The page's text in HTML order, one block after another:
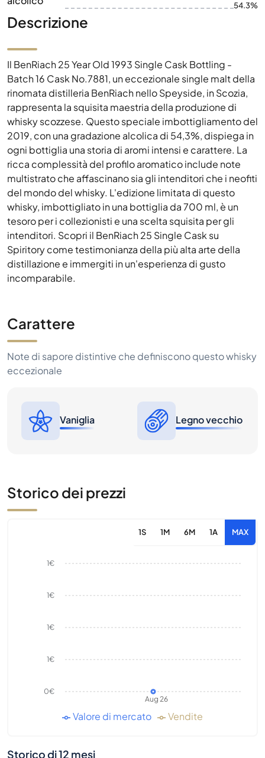
54.3%
Descrizione
Il BenRiach 25 Year Old 1993 Single Cask Bottling -
Batch 16 Cask No.7881, un eccezionale single malt della
rinomata distilleria BenRiach nello Speyside, in Scozia,
rappresenta la squisita maestria della produzione di
whisky scozzese. Questo speciale imbottigliamento del
2019, con una gradazione alcolica di 54,3%, dispiega in
ogni bottiglia una storia di aromi intensi e carattere. La
ricca complessità del profilo aromatico include note
multistrato che affascinano sia gli intenditori che i neofiti
del mondo del whisky. L'edizione limitata di questo
whisky, imbottigliato in una bottiglia da 700 ml, è un
tesoro per i collezionisti e una scelta squisita per gli
intenditori. Scopri il BenRiach 25 Single Cask su
Spiritory come testimonianza della più alta arte della
distillazione e immergiti in un'esperienza di gusto
incomparabile.
Carattere
Note di sapore distintive che definiscono questo whisky
eccezionale
Vaniglia Legno vecchio
Storico dei prezzi
1S 1M 6M 1A MAX
Aug 26
0€
1€
1€
1€
1€
Valore di mercato Vendite
Storico di 12 mesi